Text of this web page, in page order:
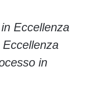
Eccellenza
in